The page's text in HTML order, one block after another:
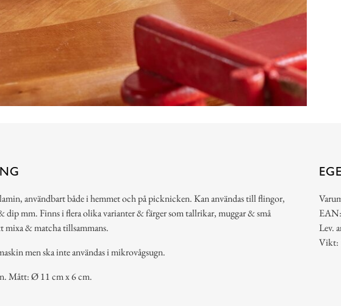
användbart både i hemmet och på picknicken. Kan användas till flingor,
dip mm. Finns i flera olika varianter & färger som tallrikar, muggar & små
mixa & matcha tillsammans.
men ska inte användas i mikrovågsugn.
Mått: Ø 11 cm x 6 cm.
Lev.
Vikt: